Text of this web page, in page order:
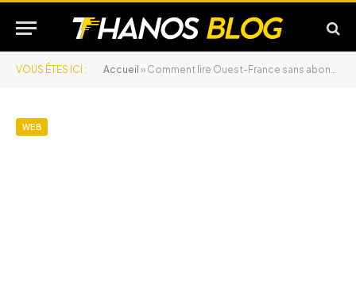
VOUS ÊTES ICI : Accueil » Comment lire Ouest-France sans abonnement ?
WEB